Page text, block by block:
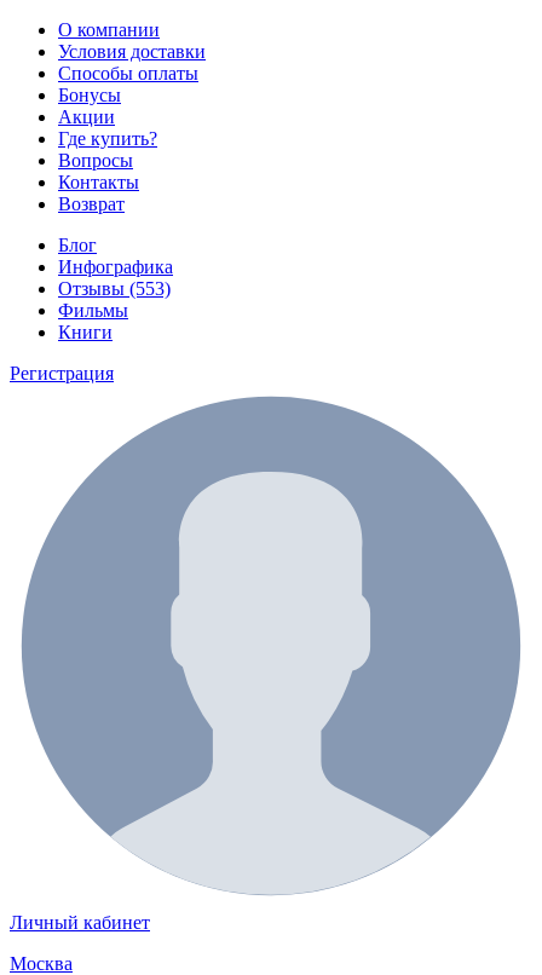
О компании
Условия доставки
Способы оплаты
Бонусы
Акции
Где купить?
Вопросы
Контакты
Возврат
Блог
Инфографика
Отзывы (553)
Фильмы
Книги
Регистрация
Личный кабинет
Москва